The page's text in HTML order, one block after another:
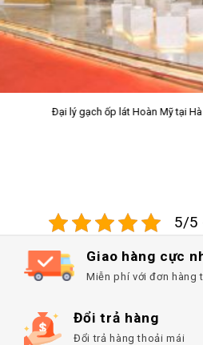
Sàn nhựa giả gỗ
5/5
Giao hàng cực
Miễn phí với đơn hàng
Đổi trả hàng
Đổi trả hàng thoải mái